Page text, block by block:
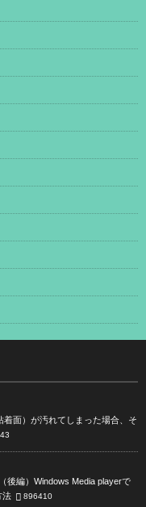
面）が汚れてしまった場合、そ
後編）Windows Media playerで
法
896410